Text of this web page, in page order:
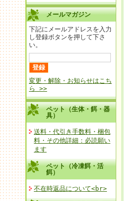
メールマガジン
下記にメールアドレスを入力
し登録ボタンを押して下さ
い。
変更・解除・お知らせはこち
ら >>
ペット（生体・餌・器
具）
送料・代引き手数料・梱包
料・その他詳細：必読願い
ます
ペット（冷凍餌・活
餌）
不在時返品について<br>